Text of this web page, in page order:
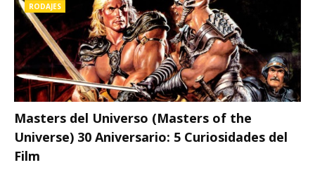
RODAJES
Masters del Universo (Masters of the
Universe) 30 Aniversario: 5 Curiosidades del
Film